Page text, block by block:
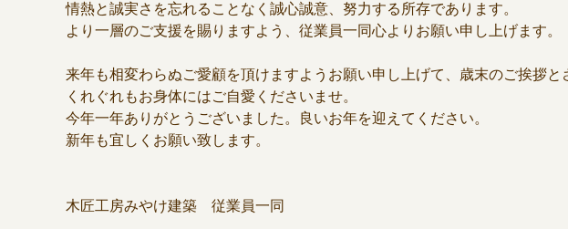
情熱と誠実さを忘れることなく誠心誠意、努力する所存であります。
より一層のご支援を賜りますよう、従業員一同心よりお願い申し上げます。
来年も相変わらぬご愛顧を頂けますようお願い申し上げて、歳末のご挨拶と
くれぐれもお身体にはご自愛くださいませ。
今年一年ありがとうございました。良いお年を迎えてください。
新年も宜しくお願い致します。
木匠工房みやけ建築 従業員一同